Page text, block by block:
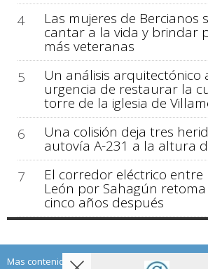
4
Las mujeres de Bercianos
cantar a la vida y brindar
más veteranas
5
Un análisis arquitectónico
urgencia de restaurar la
torre de la iglesia de
6
Una colisión deja tres
autovía A-231 a la altura
7
El corredor eléctrico entre
León por Sahagún
cinco años después
Mas contenido de Sahagún Digital: